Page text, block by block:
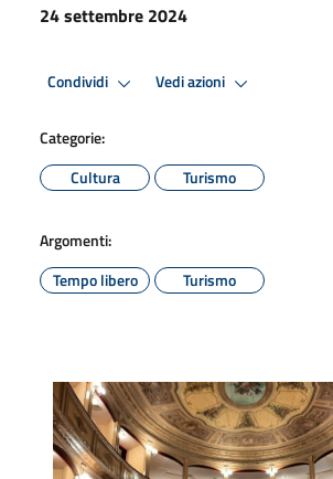
24 settembre 2024
Condividi Vedi azioni
Categorie:
Cultura
Turismo
Argomenti:
Tempo libero
Turismo